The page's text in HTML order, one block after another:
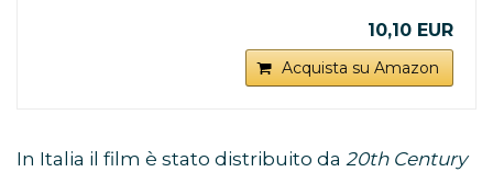
10,10 EUR
Acquista su Amazon
In Italia il film è stato distribuito da 20th Century